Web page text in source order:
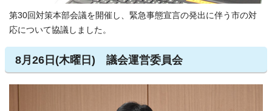
第30回対策本部会議を開催し、緊急事態宣言の発出に伴う市の対
応について協議しました。
8月26日(木曜日) 議会運営委員会